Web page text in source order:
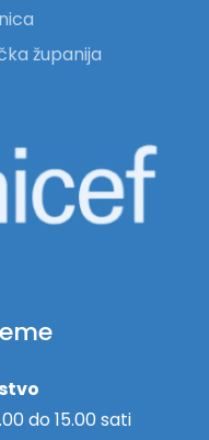
županija
do 15.00 sati